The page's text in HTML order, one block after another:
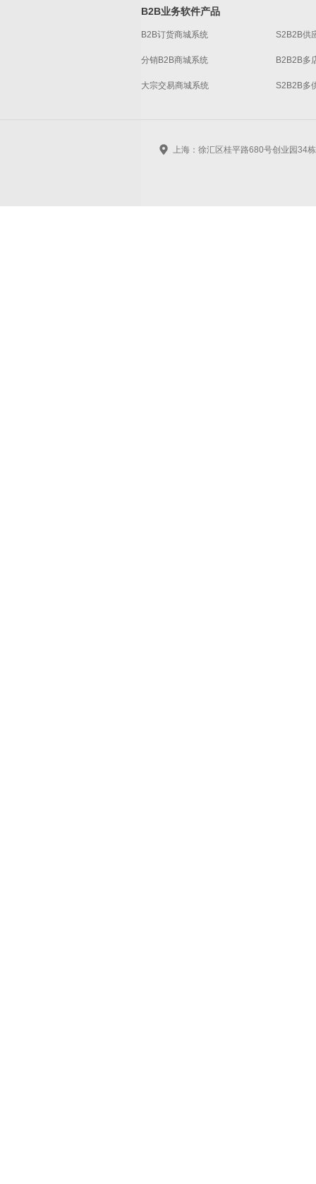
B2B业务软件产品
B2B订货商城系统 S2B2B供
分销B2B商城系统 B2B2B多
大宗交易商城系统 S2B2B多
上海：徐汇区桂平路680号创业园34